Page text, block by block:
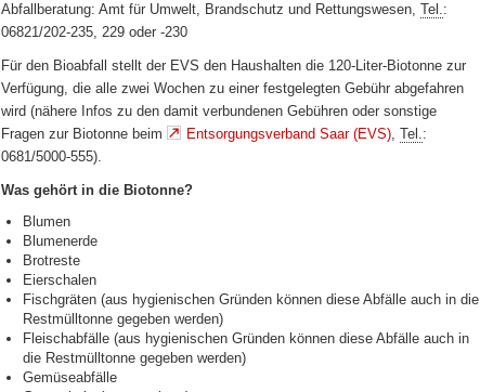
Abfallberatung: Amt für Umwelt, Brandschutz und Rettungswesen, Tel.:
06821/202-235, 229 oder -230
Für den Bioabfall stellt der EVS den Haushalten die 120-Liter-Biotonne zur
Verfügung, die alle zwei Wochen zu einer festgelegten Gebühr abgefahren
wird (nähere Infos zu den damit verbundenen Gebühren oder sonstige
Fragen zur Biotonne beim
Entsorgungsverband Saar (EVS), Tel.:
0681/5000-555).
Was gehört in die Biotonne?
Blumen
Blumenerde
Brotreste
Eierschalen
Fischgräten (aus hygienischen Gründen können diese Abfälle auch in die
Restmülltonne gegeben werden)
Fleischabfälle (aus hygienischen Gründen können diese Abfälle auch in
die Restmülltonne gegeben werden)
Gemüseabfälle